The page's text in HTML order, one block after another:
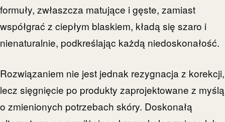
formuły, zwłaszcza matujące i gęste, zamiast
współgrać z ciepłym blaskiem, kładą się szaro i
nienaturalnie, podkreślając każdą niedoskonałość.
Rozwiązaniem nie jest jednak rezygnacja z korekcji,
lecz sięgnięcie po produkty zaprojektowane z myślą
o zmienionych potrzebach skóry. Doskonałą